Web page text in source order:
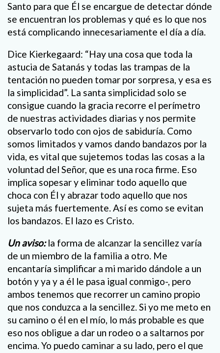
Santo para que Él se encargue de detectar dónde
se encuentran los problemas y qué es lo que nos
está complicando innecesariamente el día a día.
Dice Kierkegaard: “Hay una cosa que toda la
astucia de Satanás y todas las trampas de la
tentación no pueden tomar por sorpresa, y esa es
la simplicidad”. La santa simplicidad solo se
consigue cuando la gracia recorre el perímetro
de nuestras actividades diarias y nos permite
observarlo todo con ojos de sabiduría. Como
somos limitados y vamos dando bandazos por la
vida, es vital que sujetemos todas las cosas a la
voluntad del Señor, que es una roca firme. Eso
implica sopesar y eliminar todo aquello que
choca con Él y abrazar todo aquello que nos
sujeta más fuertemente. Así es como se evitan
los bandazos. El lazo es Cristo.
Un aviso:la forma de alcanzar la sencillez varía
de un miembro de la familia a otro. Me
encantaría simplificar a mi marido dándole a un
botón y ya y a él le pasa igual conmigo-, pero
ambos tenemos que recorrer un camino propio
que nos conduzca a la sencillez. Si yo me meto en
su camino o él en el mío, lo más probable es que
eso nos obligue a dar un rodeo o a saltarnos por
encima. Yo puedo caminar a su lado, pero el que